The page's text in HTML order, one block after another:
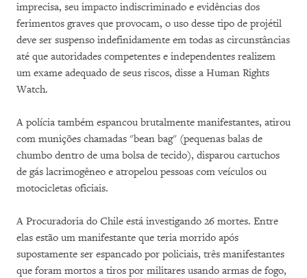
imprecisa, seu impacto indiscriminado e evidências dos
ferimentos graves que provocam, o uso desse tipo de projétil
deve ser suspenso indefinidamente em todas as circunstâncias
até que autoridades competentes e independentes realizem
um exame adequado de seus riscos, disse a Human Rights
Watch.
A polícia também espancou brutalmente manifestantes, atirou
com munições chamadas "bean bag" (pequenas balas de
chumbo dentro de uma bolsa de tecido), disparou cartuchos
de gás lacrimogêneo e atropelou pessoas com veículos ou
motocicletas oficiais.
A Procuradoria do Chile está investigando 26 mortes. Entre
elas estão um manifestante que teria morrido após
supostamente ser espancado por policiais, três manifestantes
que foram mortos a tiros por militares usando armas de fogo,